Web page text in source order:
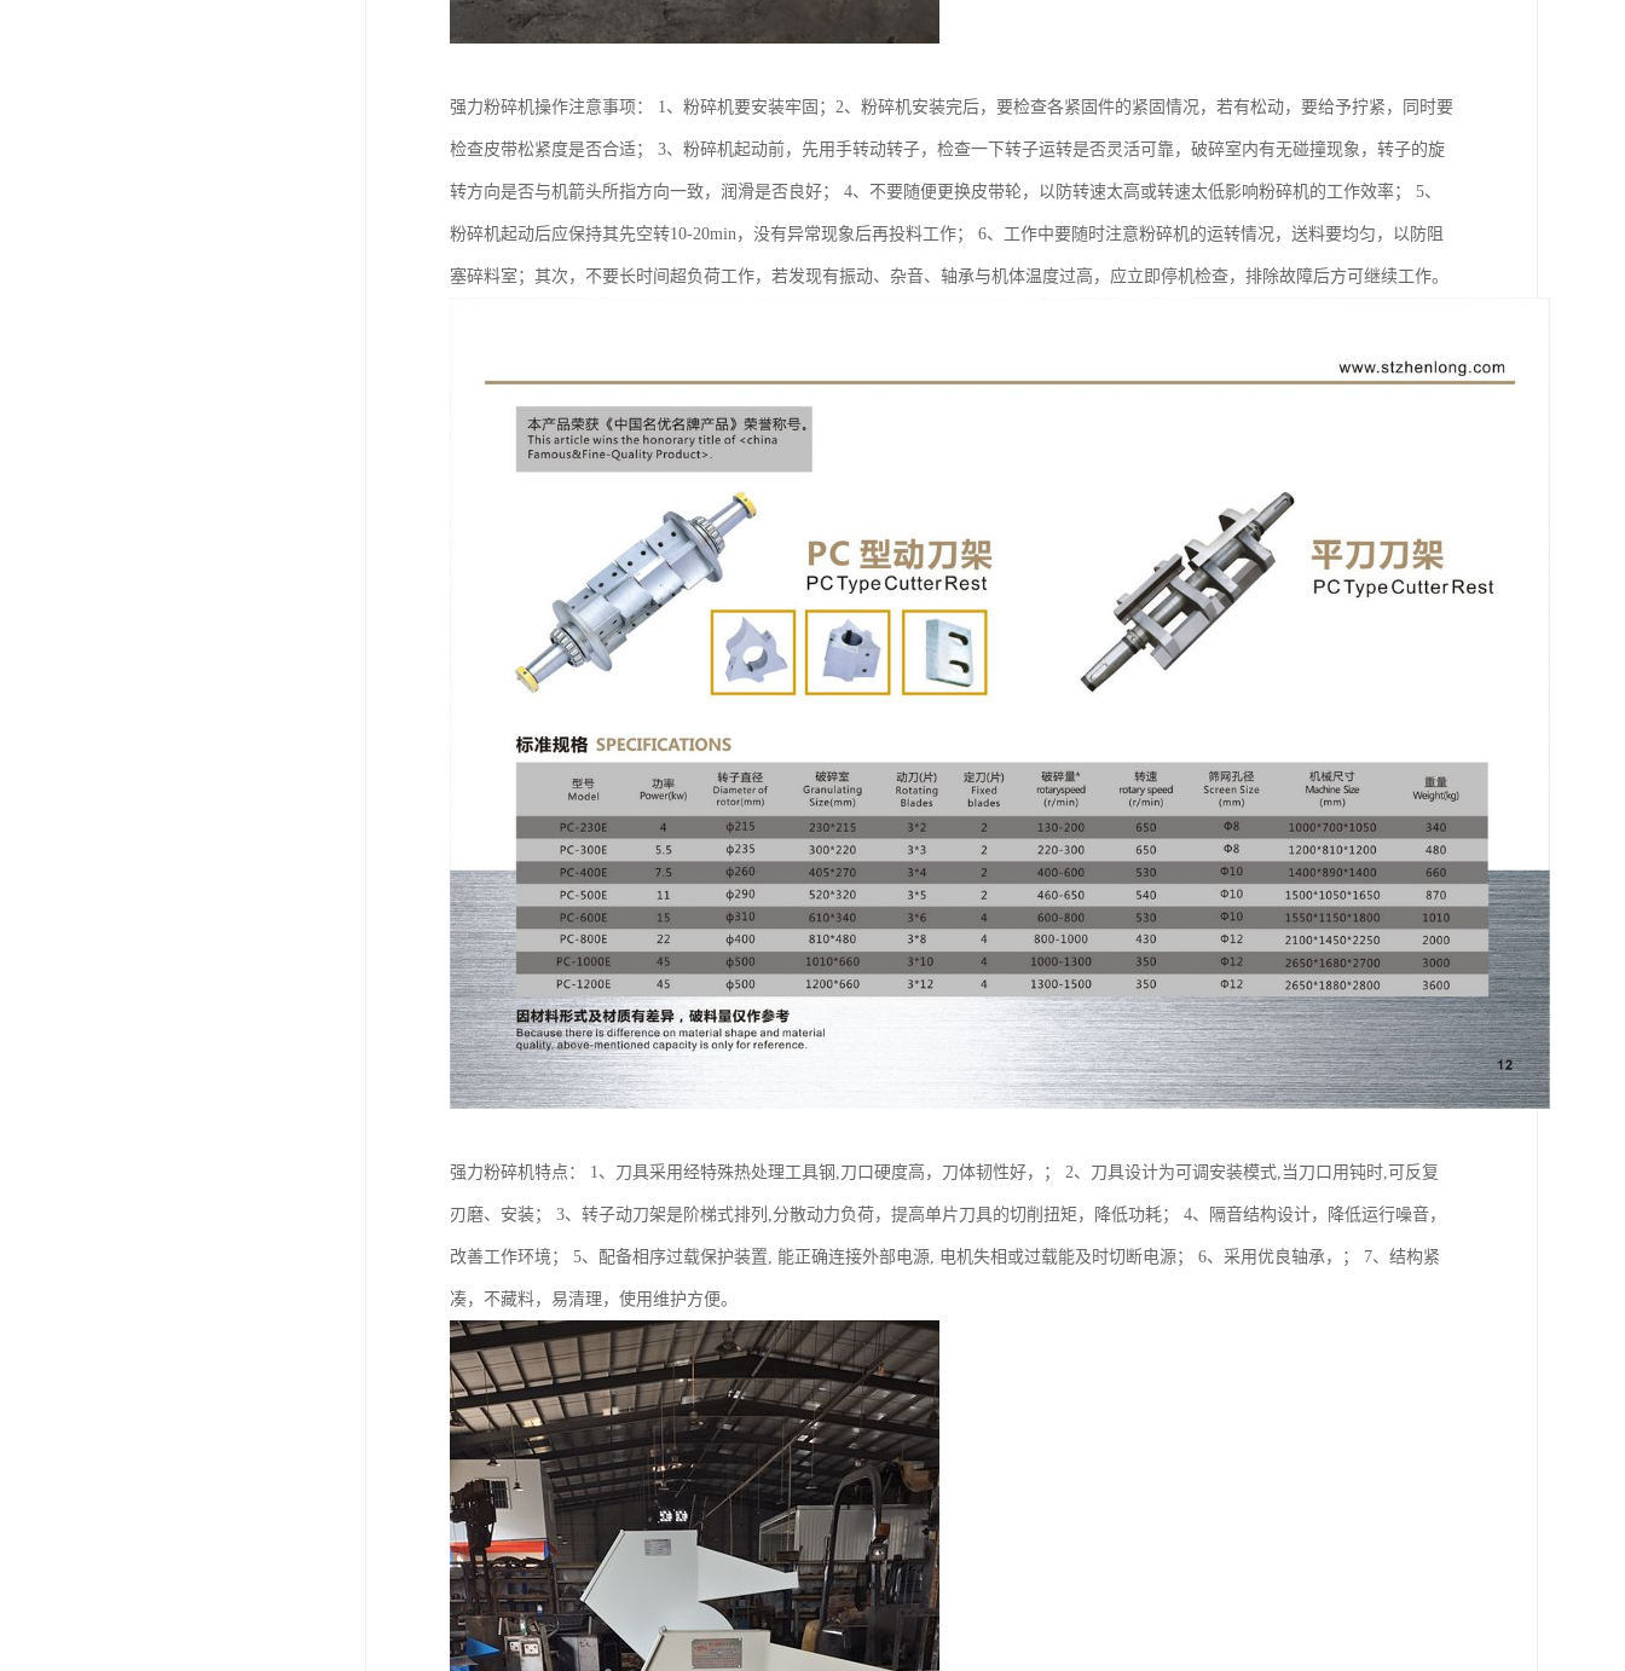
强力粉碎机操作注意事项： 1、粉碎机要安装牢固；2、粉碎机安装完后，要检查各紧固件的紧固情况，若有松动，要给予拧紧，同时要
检查皮带松紧度是否合适； 3、粉碎机起动前，先用手转动转子，检查一下转子运转是否灵活可靠，破碎室内有无碰撞现象，转子的旋
转方向是否与机箭头所指方向一致，润滑是否良好； 4、不要随便更换皮带轮，以防转速太高或转速太低影响粉碎机的工作效率； 5、
粉碎机起动后应保持其先空转10-20min，没有异常现象后再投料工作； 6、工作中要随时注意粉碎机的运转情况，送料要均匀，以防阻
塞碎料室；其次，不要长时间超负荷工作，若发现有振动、杂音、轴承与机体温度过高，应立即停机检查，排除故障后方可继续工作。
强力粉碎机特点： 1、刀具采用经特殊热处理工具钢,刀口硬度高，刀体韧性好，； 2、刀具设计为可调安装模式,当刀口用钝时,可反复
刃磨、安装； 3、转子动刀架是阶梯式排列,分散动力负荷，提高单片刀具的切削扭矩，降低功耗； 4、隔音结构设计，降低运行噪音，
改善工作环境； 5、配备相序过载保护装置, 能正确连接外部电源, 电机失相或过载能及时切断电源； 6、采用优良轴承，； 7、结构紧
凑，不藏料，易清理，使用维护方便。